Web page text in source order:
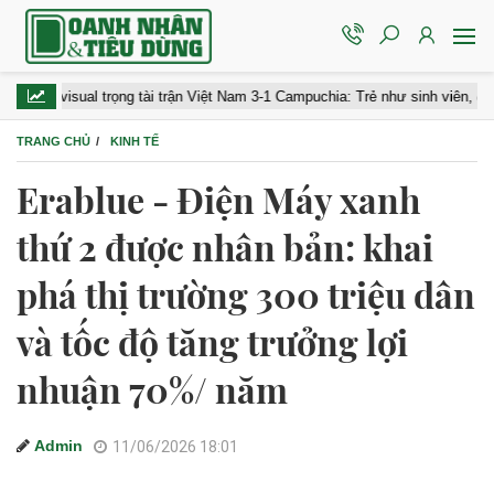
trọng tài trận Việt Nam 3-1 Campuchia: Trẻ như sinh viên, điển trai
TRANG CHỦ KINH TẾ
Erablue - Điện Máy xanh
thứ 2 được nhân bản: khai
phá thị trường 300 triệu dân
và tốc độ tăng trưởng lợi
nhuận 70%/ năm
Admin 11/06/2026 18:01